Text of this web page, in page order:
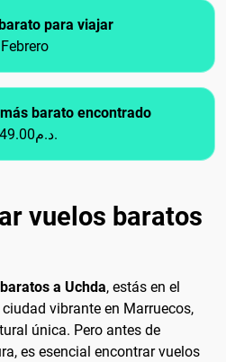
para viajar
Febrero
barato encontrado
149.00د.م.
vuelos baratos
a Uchda, estás en el
vibrante en Marruecos,
única. Pero antes de
es esencial encontrar vuelos